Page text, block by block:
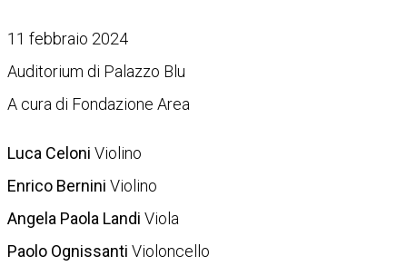
11 febbraio 2024
Auditorium di Palazzo Blu
A cura di Fondazione Area
Luca Celoni Violino
Enrico Bernini Violino
Angela Paola Landi Viola
Paolo Ognissanti Violoncello